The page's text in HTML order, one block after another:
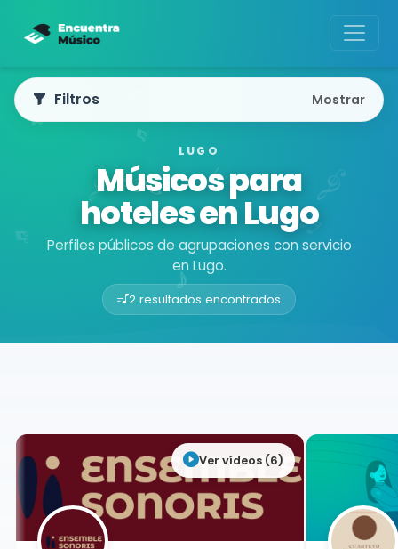
LUGO
Músicos para
hoteles en Lugo
Perfiles públicos de agrupaciones con servicio
en Lugo.
2 resultados encontrados
Buscador de músicos
Filtros Mostrar
Ver vídeos (6)